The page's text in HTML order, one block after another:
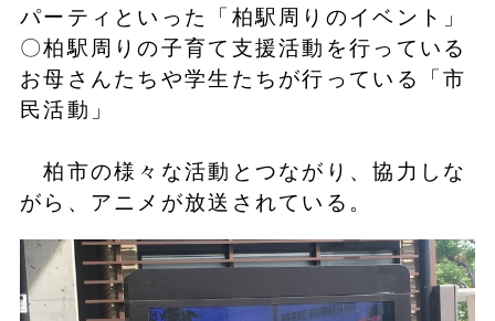
パーティといった「柏駅周りのイベント」
〇柏駅周りの子育て支援活動を行っている
お母さんたちや学生たちが行っている「市
民活動」
柏市の様々な活動とつながり、協力しな
がら、アニメが放送されている。